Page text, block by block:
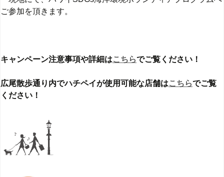
ご参加を頂きます。
キャンペーン注意事項や詳細はこちらでご覧ください！
広尾散歩通り内でハチペイが使用可能な店舗はこちらでご覧
ください！